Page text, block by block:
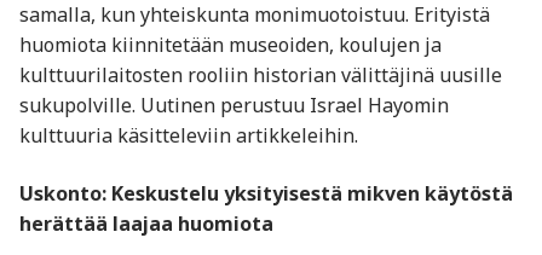
samalla, kun yhteiskunta monimuotoistuu. Erityistä
huomiota kiinnitetään museoiden, koulujen ja
kulttuurilaitosten rooliin historian välittäjinä uusille
sukupolville. Uutinen perustuu Israel Hayomin
kulttuuria käsitteleviin artikkeleihin.
Uskonto: Keskustelu yksityisestä mikven käytöstä
herättää laajaa huomiota